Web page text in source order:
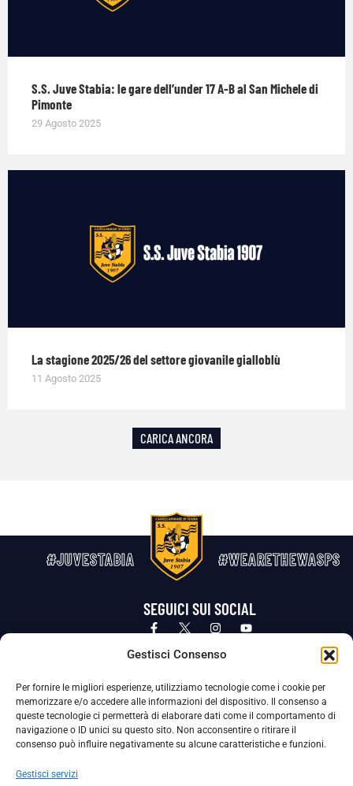
Gestisci Consenso
Per fornire le migliori esperienze, utilizziamo tecnologie come i cookie per
memorizzare e/o accedere alle informazioni del dispositivo. Il consenso a
queste tecnologie ci permetterà di elaborare dati come il comportamento di
navigazione o ID unici su questo sito. Non acconsentire o ritirare il
consenso può influire negativamente su alcune caratteristiche e funzioni.
Gestisci servizi
S.S. Juve Stabia: le gare dell’under 17 A-B al San Michele di
Pimonte
29 Agosto 2025
La stagione 2025/26 del settore giovanile gialloblù
11 Agosto 2025
CARICA ANCORA
#JUVESTABIA #WEARETHEWASPS
SEGUICI SUI SOCIAL
Privacy Policy Cookie Policy
La Società ha nominato il Responsabile della Protezione dei Dati Personali (DPO), figura specializzata che vigila sulle modalità
adottate dalla nostra Società per tutelare i Suoi dati personali.
Per contattare il DPO può scrivere a